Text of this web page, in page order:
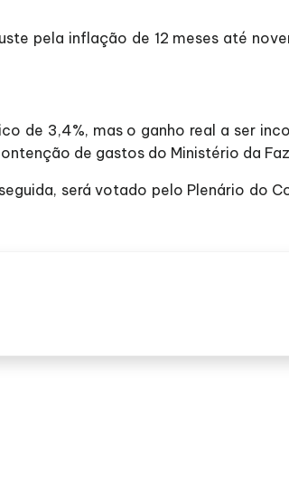
pela inflação de 12 meses até
de 3,4%, mas o ganho real a ser
de gastos do Ministério da
será votado pelo Plenário do